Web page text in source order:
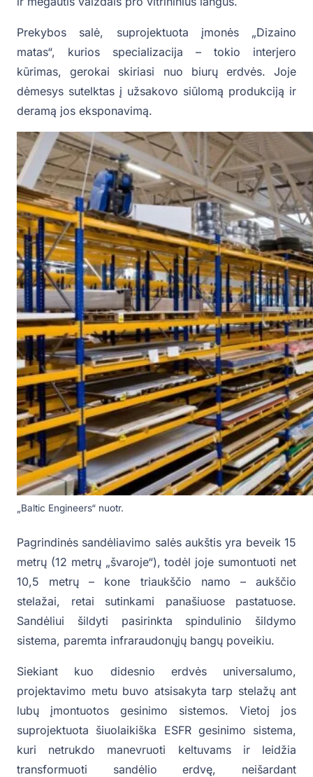
Prekybos salė, suprojektuota įmonės „Dizaino
matas“, kurios specializacija – tokio interjero
kūrimas, gerokai skiriasi nuo biurų erdvės. Joje
dėmesys sutelktas į užsakovo siūlomą produkciją ir
deramą jos eksponavimą.
„Baltic Engineers“ nuotr.
Pagrindinės sandėliavimo salės aukštis yra beveik 15
metrų (12 metrų „švaroje“), todėl joje sumontuoti net
10,5 metrų – kone triaukščio namo – aukščio
stelažai, retai sutinkami panašiuose pastatuose.
Sandėliui šildyti pasirinkta spindulinio šildymo
sistema, paremta infraraudonųjų bangų poveikiu.
Siekiant kuo didesnio erdvės universalumo,
projektavimo metu buvo atsisakyta tarp stelažų ant
lubų įmontuotos gesinimo sistemos. Vietoj jos
suprojektuota šiuolaikiška ESFR gesinimo sistema,
kuri netrukdo manevruoti keltuvams ir leidžia
transformuoti sandėlio erdvę, neišardant